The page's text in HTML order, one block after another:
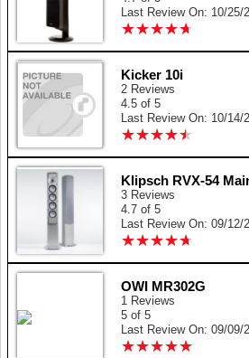
Last Review On: 10/25/
★★★★★
★★★★★
Kicker 10i
2 Reviews
4.5 of 5
Last Review On: 10/14/
★★★★★
★★★★★
Klipsch RVX-54
3 Reviews
4.7 of 5
Last Review On: 09/12/
★★★★★
★★★★★
OWI MR302G
1 Reviews
5 of 5
Last Review On: 09/09/
★★★★★
★★★★★